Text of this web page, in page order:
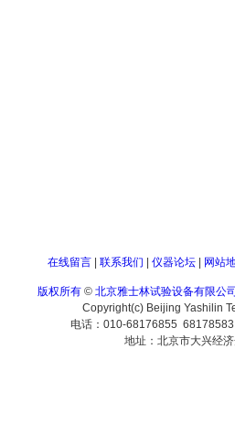
在线留言| 联系我们 仪器论坛| 网站
版权所有 © 北京雅士林试验设备有限公
Copyright(c) Beijing Yashilin
电话：010-68176855
地址：北京市大兴经